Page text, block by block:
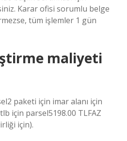
Karar ofisi sorumlu belge
tüm işlemler 1 gün
maliyeti
paketi için imar alanı için
için parsel5198.00 TLFAZ
için).